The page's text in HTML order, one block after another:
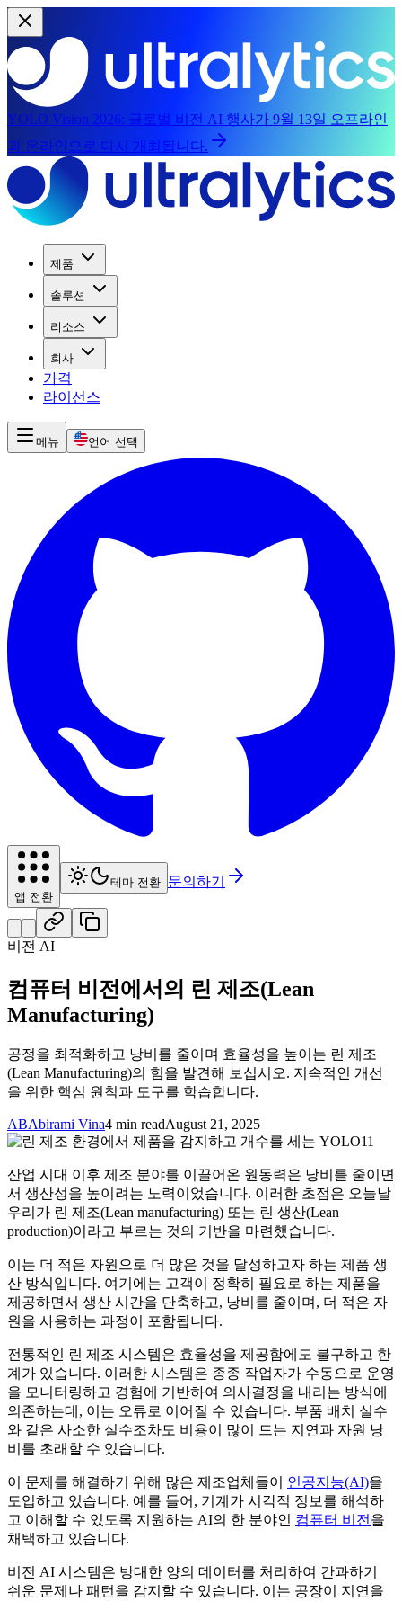
YOLO Vision 2026: 글로벌 비전 AI 행사가 9월 13일 오프라인
과 온라인으로 다시 개최됩니다.
제품
솔루션
리소스
회사
가격
라이선스
메뉴 언어 선택
앱 전환
테마 전환 문의하기
비전 AI
컴퓨터 비전에서의 린 제조(Lean
Manufacturing)
공정을 최적화하고 낭비를 줄이며 효율성을 높이는 린 제조
(Lean Manufacturing)의 힘을 발견해 보십시오. 지속적인 개선
을 위한 핵심 원칙과 도구를 학습합니다.
ABAbirami Vina4 min readAugust 21, 2025
산업 시대 이후 제조 분야를 이끌어온 원동력은 낭비를 줄이면
서 생산성을 높이려는 노력이었습니다. 이러한 초점은 오늘날
우리가 린 제조(Lean manufacturing) 또는 린 생산(Lean
production)이라고 부르는 것의 기반을 마련했습니다.
이는 더 적은 자원으로 더 많은 것을 달성하고자 하는 제품 생
산 방식입니다. 여기에는 고객이 정확히 필요로 하는 제품을
제공하면서 생산 시간을 단축하고, 낭비를 줄이며, 더 적은 자
원을 사용하는 과정이 포함됩니다.
전통적인 린 제조 시스템은 효율성을 제공함에도 불구하고 한
계가 있습니다. 이러한 시스템은 종종 작업자가 수동으로 운영
을 모니터링하고 경험에 기반하여 의사결정을 내리는 방식에
의존하는데, 이는 오류로 이어질 수 있습니다. 부품 배치 실수
와 같은 사소한 실수조차도 비용이 많이 드는 지연과 자원 낭
비를 초래할 수 있습니다.
이 문제를 해결하기 위해 많은 제조업체들이 인공지능(AI)을
도입하고 있습니다. 예를 들어, 기계가 시각적 정보를 해석하
고 이해할 수 있도록 지원하는 AI의 한 분야인 컴퓨터 비전 을
채택하고 있습니다.
비전 AI 시스템은 방대한 양의 데이터를 처리하여 간과하기
쉬운 문제나 패턴을 감지할 수 있습니다. 이는 공장이 지연을